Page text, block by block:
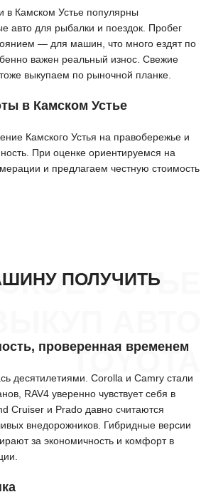
в Камском Устье популярны
авто для рыбалки и поездок. Пробег
— для машин, что много ездят по
важен реальный износ. Свежие
выкупаем по рыночной планке.
в Камском Устье
Камского Устья на правобережье и
При оценке ориентируемся на
и предлагаем честную стоимость
УСТЬЕ
TOYOTA
ПОЛУЧИТЬ
проверенная временем
десятилетиями. Corolla и Camry стали
RAV4 уверенно чувствует себя в
Cruiser и Prado давно считаются
внедорожников. Гибридные версии
за экономичность и комфорт в